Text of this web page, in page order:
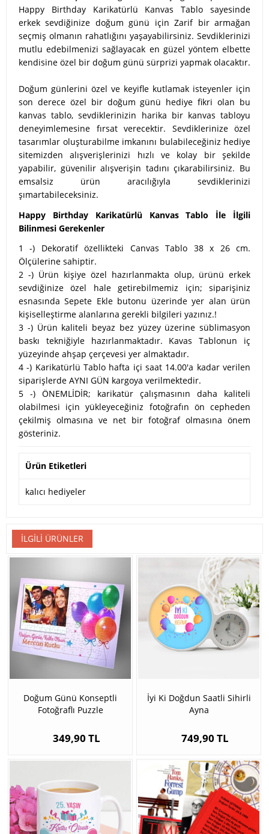
Happy Birthday Karikatürlü Kanvas Tablo sayesinde
erkek sevdiğinize doğum günü için Zarif bir armağan
seçmiş olmanın rahatlığını yaşayabilirsiniz. Sevdiklerinizi
mutlu edebilmenizi sağlayacak en güzel yöntem elbette
kendisine özel bir doğum günü sürprizi yapmak olacaktır.
Doğum günlerini özel ve keyifle kutlamak isteyenler için
son derece özel bir doğum günü hediye fikri olan bu
kanvas tablo, sevdiklerinizin harika bir kanvas tabloyu
deneyimlemesine fırsat verecektir. Sevdiklerinize özel
tasarımlar oluşturabilme imkanını bulabileceğiniz hediye
sitemizden alışverişlerinizi hızlı ve kolay bir şekilde
yapabilir, güvenilir alışverişin tadını çıkarabilirsiniz. Bu
emsalsiz ürün aracılığıyla sevdiklerinizi
şımartabileceksiniz.
Happy Birthday Karikatürlü Kanvas Tablo İle İlgili
Bilinmesi Gerekenler
1 -) Dekoratif özellikteki Canvas Tablo 38 x 26 cm.
Ölçülerine sahiptir.
2 -) Ürün kişiye özel hazırlanmakta olup, ürünü erkek
sevdiğinize özel hale getirebilmemiz için; siparişiniz
esnasında Sepete Ekle butonu üzerinde yer alan ürün
kişiselleştirme alanlarına gerekli bilgileri yazınız.!
3 -) Ürün kaliteli beyaz bez yüzey üzerine süblimasyon
baskı tekniğiyle hazırlanmaktadır. Kavas Tablonun iç
yüzeyinde ahşap çerçevesi yer almaktadır.
4 -) Karikatürlü Tablo hafta içi saat 14.00'a kadar verilen
siparişlerde AYNI GÜN kargoya verilmektedir.
5 -) ÖNEMLİDİR; karikatür çalışmasının daha kaliteli
olabilmesi için yükleyeceğiniz fotoğrafın ön cepheden
çekilmiş olmasına ve net bir fotoğraf olmasına önem
gösteriniz.
Ürün Etiketleri
kalıcı hediyeler
İLGILI ÜRÜNLER
Doğum Günü Konseptli
Fotoğraflı Puzzle
349,90 TL
İyi Ki Doğdun Saatli Sihirli
Ayna
749,90 TL